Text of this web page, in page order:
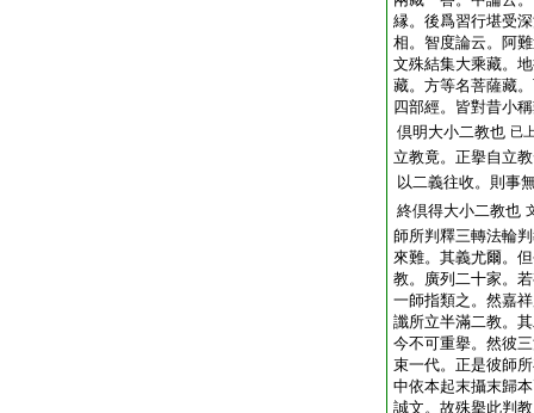
縁。後爲習行堪受
相。智度論云。阿
文殊結集大乘藏。
藏。方等名菩薩藏
四部經。皆對昔小
倶明大小二教也 已
立教竟。正擧自立
以二義往收。則事
終倶得大小二教也
師所判釋三轉法輪
來難。其義尤爾。
教。廣列二十家。
一師指類之。然嘉
讖所立半滿二教。
今不可重擧。然彼
束一代。正是彼師
中依本起末攝末歸
誠文。故殊擧此判